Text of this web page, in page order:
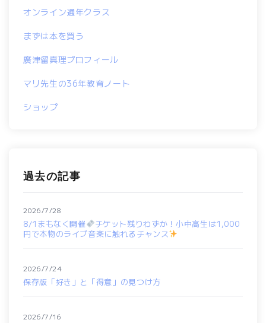
オンライン通年クラス
まずは本を買う
廣津留真理プロフィール
マリ先生の36年教育ノート
ショップ
過去の記事
8/1まもなく開催
チケット残りわずか！小中高生は1,000
円で本物のライブ音楽に触れるチャンス
2026/7/28
保存版「好き」と「得意」の見つけ方
2026/7/24
2026/7/16